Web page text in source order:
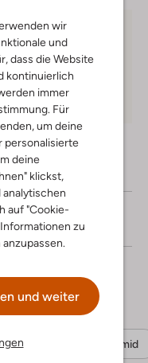
wir
und
dass die Website
kontinuierlich
immer
Für
um deine
personalisierte
deine
klickst,
auf "Cookie-
zu
und weiter
Omoda
Recyceltes Polyamid